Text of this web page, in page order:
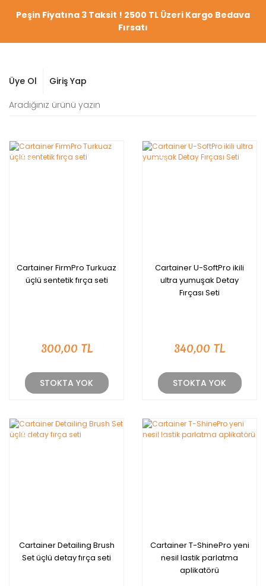
Peşin Fiyatına 3 Taksit ! 2500 TL Üzeri Kargo Bedava
Fırsatı
Üye Ol Giriş Yap
YENİ
Cartainer FirmPro Turkuaz
üçlü sentetik fırça seti
300,00 TL
STOKTA YOK
YENİ
Cartainer U-SoftPro ikili
ultra yumuşak Detay
Fırçası Seti
340,00 TL
STOKTA YOK
YENİ
Cartainer Detailing Brush
Set üçlü detay fırça seti
YENİ
Cartainer T-ShinePro yeni
nesil lastik parlatma
aplikatörü